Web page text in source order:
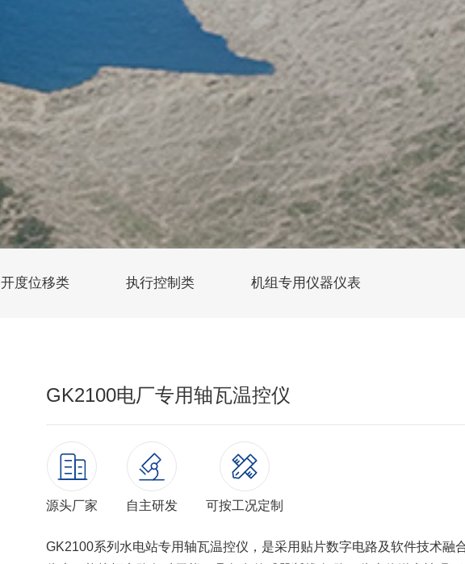
开度位移类 执行控制类 机组专用仪器仪表
GK2100电厂专用轴瓦温控仪
源头厂家 自主研发 可按工况定制
GK2100系列水电站专用轴瓦温控仪，是采用贴片数字电路及软件技术融